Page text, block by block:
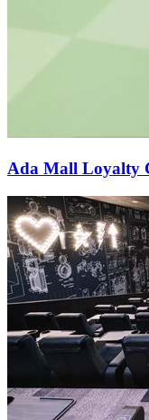
Ada Mall Loyalty